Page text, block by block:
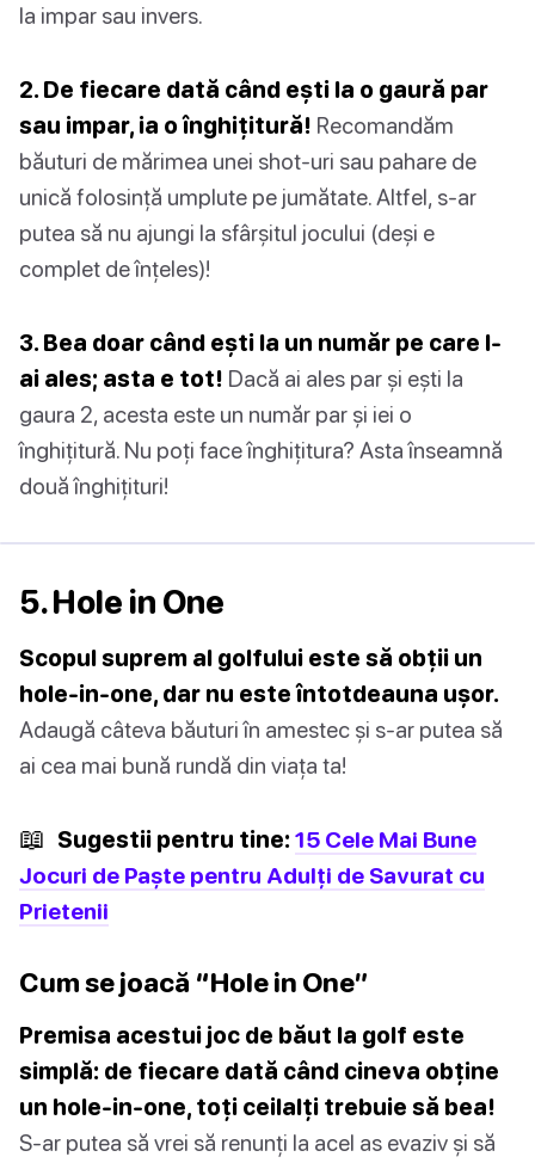
la impar sau invers.
2. De fiecare dată când ești la o gaură par
sau impar, ia o înghițitură! Recomandăm
băuturi de mărimea unei shot-uri sau pahare de
unică folosință umplute pe jumătate. Altfel, s-ar
putea să nu ajungi la sfârșitul jocului (deși e
complet de înțeles)!
3. Bea doar când ești la un număr pe care l-
ai ales; asta e tot! Dacă ai ales par și ești la
gaura 2, acesta este un număr par și iei o
înghițitură. Nu poți face înghițitura? Asta înseamnă
două înghițituri!
5. Hole in One
Scopul suprem al golfului este să obții un
hole-in-one, dar nu este întotdeauna ușor.
Adaugă câteva băuturi în amestec și s-ar putea să
ai cea mai bună rundă din viața ta!
📖 Sugestii pentru tine: 15 Cele Mai Bune
Jocuri de Paște pentru Adulți de Savurat cu
Prietenii
Cum se joacă “Hole in One”
Premisa acestui joc de băut la golf este
simplă: de fiecare dată când cineva obține
un hole-in-one, toți ceilalți trebuie să bea!
S-ar putea să vrei să renunți la acel as evaziv și să